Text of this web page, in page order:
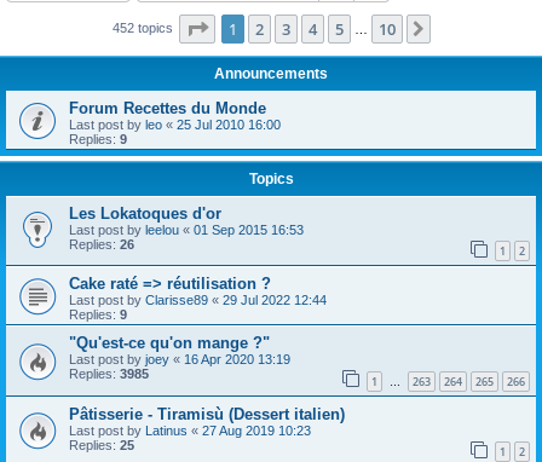
452 topics Page 1of 10
1 2 3 4 5 10
Announcements
Forum Recettes du Monde
Last post by leo « 25 Jul 2010 16:00
Replies: 9
Topics
Les Lokatoques d'or
Last post by leelou « 01 Sep 2015 16:53
Replies: 26 1 2
Cake raté => réutilisation ?
Last post by Clarisse89 « 29 Jul 2022 12:44
Replies: 9
"Qu'est-ce qu'on mange ?"
Last post by joey « 16 Apr 2020 13:19
Replies: 3985 1 … 263 264 265 266
Pâtisserie - Tiramisù (Dessert italien)
Last post by Latinus « 27 Aug 2019 10:23
Replies: 25 1 2